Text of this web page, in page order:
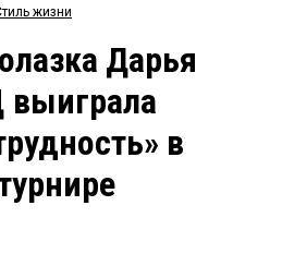
Рейтинги
Блоги
Архив
жизни
Дарья
в